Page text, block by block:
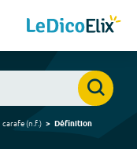
carafe(n.f.) Définition